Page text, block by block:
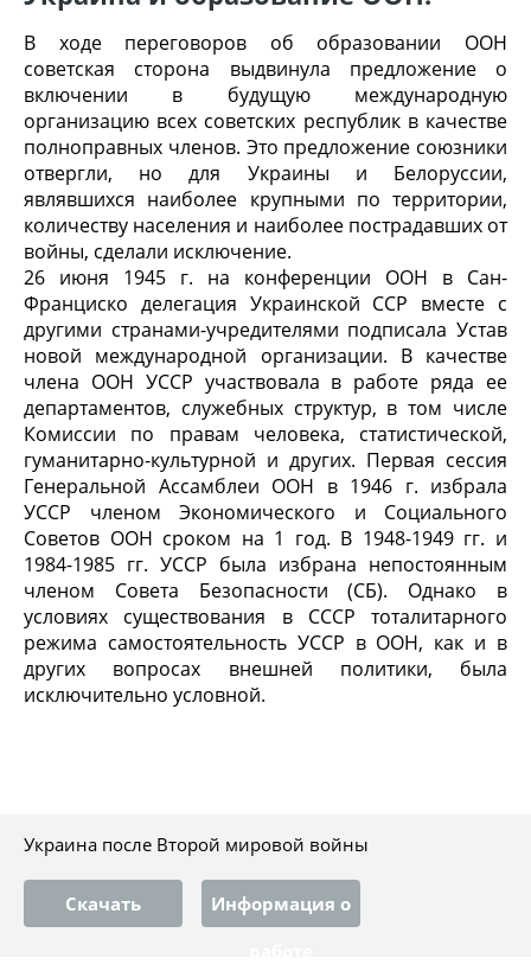
В ходе переговоров об образовании ООН
советская сторона выдвинула предложение о
включении в будущую международную
организацию всех советских республик в качестве
полноправных членов. Это предложение союзники
отвергли, но для Украины и Белоруссии,
являвшихся наиболее крупными по территории,
количеству населения и наиболее пострадавших от
войны, сделали исключение.
26 июня 1945 г. на конференции ООН в Сан-
Франциско делегация Украинской ССР вместе с
другими странами-учредителями подписала Устав
новой международной организации. В качестве
члена ООН УССР участвовала в работе ряда ее
департаментов, служебных структур, в том числе
Комиссии по правам человека, статистической,
гуманитарно-культурной и других. Первая сессия
Генеральной Ассамблеи ООН в 1946 г. избрала
УССР членом Экономического и Социального
Советов ООН сроком на 1 год. В 1948-1949 гг. и
1984-1985 гг. УССР была избрана непостоянным
членом Совета Безопасности (СБ). Однако в
условиях существования в СССР тоталитарного
режима самостоятельность УССР в ООН, как и в
других вопросах внешней политики, была
исключительно условной.
Украина после Второй мировой войны
Скачать
Информация о